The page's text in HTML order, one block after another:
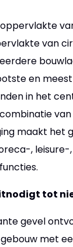
van
en meest
in het
maakt het
,
tot
gevel
met